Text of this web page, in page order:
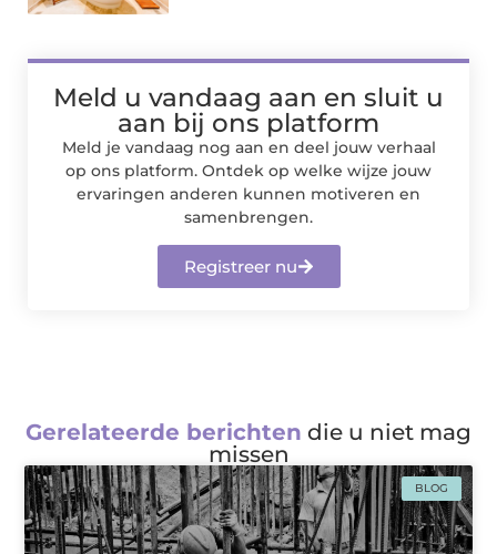
Meld u vandaag aan en sluit u
aan bij ons platform
Meld je vandaag nog aan en deel jouw verhaal
op ons platform. Ontdek op welke wijze jouw
ervaringen anderen kunnen motiveren en
samenbrengen.
Registreer nu
Gerelateerde berichten die u niet mag
missen
BLOG